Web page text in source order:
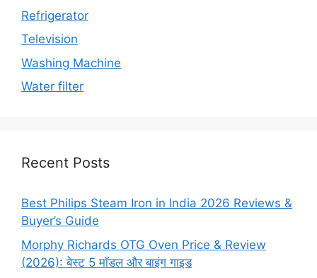
Refrigerator
Television
Washing Machine
Water filter
Recent Posts
Best Philips Steam Iron in India 2026 Reviews &
Buyer’s Guide
Morphy Richards OTG Oven Price & Review
(2026): बेस्ट 5 मॉडल और बाइंग गाइड